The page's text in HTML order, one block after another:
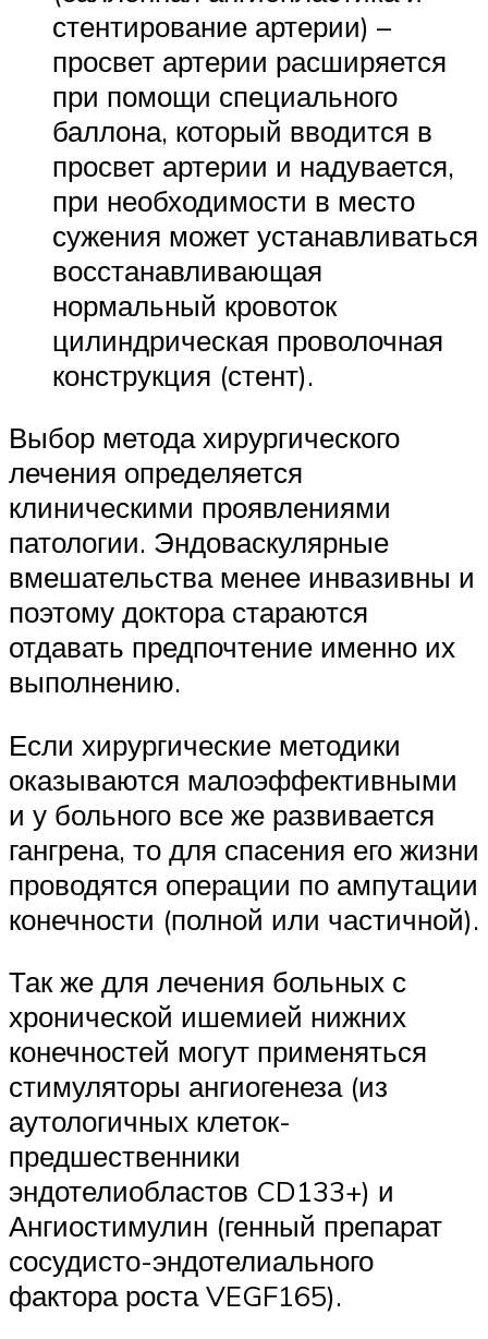
стентирование артерии) –
просвет артерии расширяется
при помощи специального
баллона, который вводится в
просвет артерии и надувается,
при необходимости в место
сужения может устанавливаться
восстанавливающая
нормальный кровоток
цилиндрическая проволочная
конструкция (стент).
Выбор метода хирургического
лечения определяется
клиническими проявлениями
патологии. Эндоваскулярные
вмешательства менее инвазивны и
поэтому доктора стараются
отдавать предпочтение именно их
выполнению.
Если хирургические методики
оказываются малоэффективными
и у больного все же развивается
гангрена, то для спасения его жизни
проводятся операции по ампутации
конечности (полной или частичной).
Так же для лечения больных с
хронической ишемией нижних
конечностей могут применяться
стимуляторы ангиогенеза (из
аутологичных клеток-
предшественники
эндотелиобластов CD133+) и
Ангиостимулин (генный препарат
сосудисто-эндотелиального
фактора роста VEGF165).